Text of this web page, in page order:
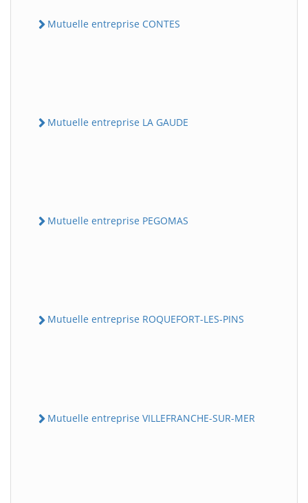
Mutuelle entreprise CONTES
Mutuelle entreprise LA GAUDE
Mutuelle entreprise PEGOMAS
Mutuelle entreprise ROQUEFORT-LES-PINS
Mutuelle entreprise VILLEFRANCHE-SUR-MER